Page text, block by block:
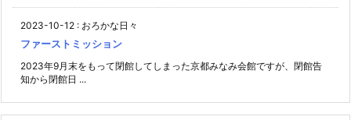
2023-10-12 : おろかな日々
ファーストミッション
2023年9月末をもって閉館してしまった京都みなみ会館ですが、閉館告
知から閉館日 ...